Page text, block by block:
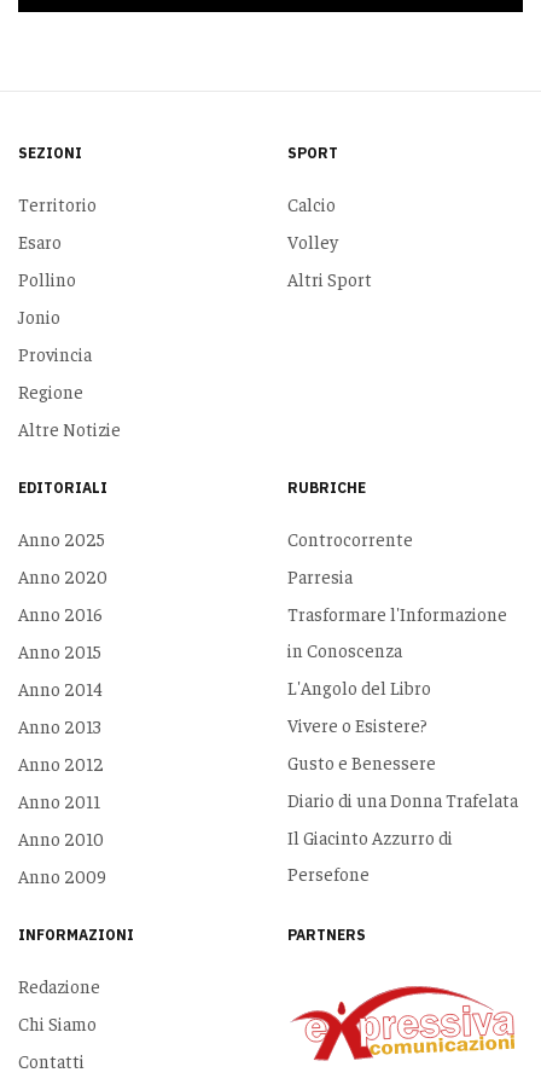
SEZIONI
Territorio
Esaro
Pollino
Jonio
Provincia
Regione
Altre Notizie
SPORT
Calcio
Volley
Altri Sport
EDITORIALI
Anno 2025
Anno 2020
Anno 2016
Anno 2015
Anno 2014
Anno 2013
Anno 2012
Anno 2011
Anno 2010
Anno 2009
RUBRICHE
Controcorrente
Parresia
Trasformare l'Informazione
in Conoscenza
L'Angolo del Libro
Vivere o Esistere?
Gusto e Benessere
Diario di una Donna Trafelata
Il Giacinto Azzurro di
Persefone
INFORMAZIONI
Redazione
Chi Siamo
Contatti
PARTNERS